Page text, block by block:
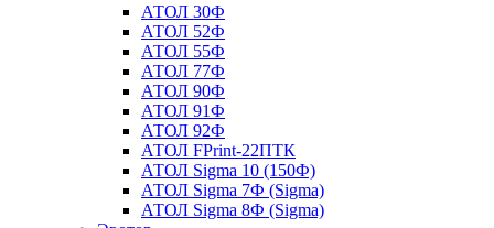
АТОЛ 30Ф
АТОЛ 52Ф
АТОЛ 55Ф
АТОЛ 77Ф
АТОЛ 90Ф
АТОЛ 91Ф
АТОЛ 92Ф
АТОЛ FPrint-22ПТК
АТОЛ Sigma 10 (150Ф)
АТОЛ Sigma 7Ф (Sigma)
АТОЛ Sigma 8Ф (Sigma)